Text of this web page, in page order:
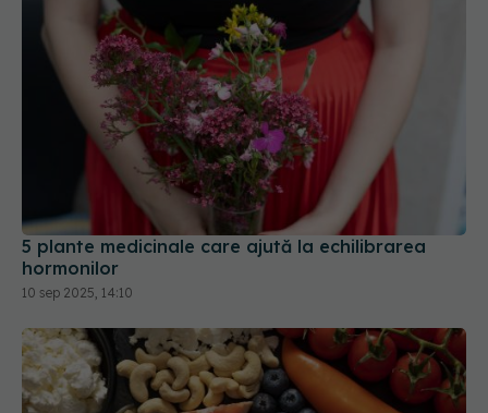
5 plante medicinale care ajută la echilibrarea
10 sep 2025, 14:10